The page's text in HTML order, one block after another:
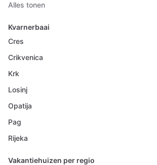
Alles tonen
Kvarnerbaai
Cres
Crikvenica
Krk
Losinj
Opatija
Pag
Rijeka
Vakantiehuizen per regio